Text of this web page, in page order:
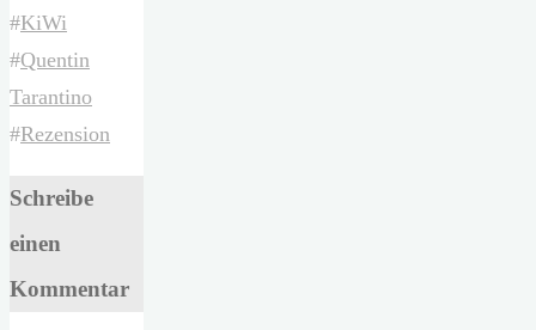
#KiWi
#Quentin
Tarantino
#Rezension
Schreibe
einen
Kommentar